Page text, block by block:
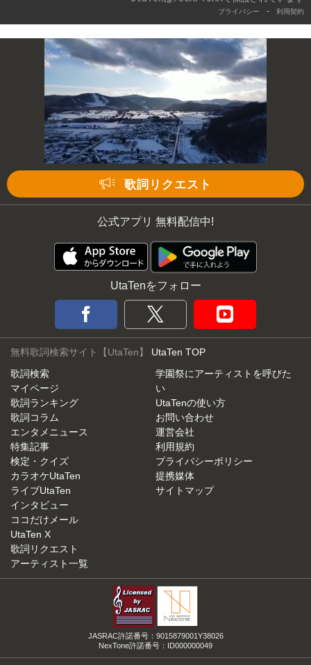
プライバシー - 利用契約
歌詞リクエスト
公式アプリ 無料配信中!
UtaTenをフォロー
無料歌詞検索サイト【UtaTen】 UtaTen TOP
歌詞検索
マイページ
歌詞ランキング
歌詞コラム
エンタメニュース
特集記事
検定・クイズ
カラオケUtaTen
ライブUtaTen
インタビュー
ココだけメール
UtaTen X
歌詞リクエスト
アーティスト一覧
学園祭にアーティストを呼びた
い
UtaTenの使い方
お問い合わせ
運営会社
利用規約
プライバシーポリシー
提携媒体
サイトマップ
JASRAC許諾番号：9015879001Y38026
NexTone許諾番号：ID000000049